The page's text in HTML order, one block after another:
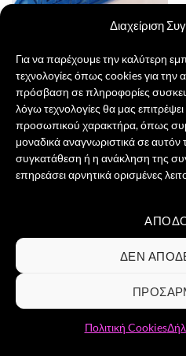
Διαχείριση
Για να παρέχουμε την καλύτερη
τεχνολογίες όπως cookies για την
πρόσβαση σε πληροφορίες
λόγω τεχνολογίες θα μας
προσωπικού χαρακτήρα, όπως
μοναδικά αναγνωριστικά σε αυτόν
συγκατάθεση ή η ανάκληση της
επηρεάσει αρνητικά ορισμένες
ΔΕΝ
Πολιτική Cookies
Need for Speed Μπρελόκ
6,00€ Original
price
was:
6,00 €.
4,00€Η
τρέχουσα
τιμή
είναι:
4,00 €.
ΠΡΟΣΘΉΚΗ ΣΤΟ ΚΑΛΆΘΙ
Visa
ΣΧΕΤΙΚΆ ΜΕ ΕΜΆΣ
ΠΟΛΙΤΙΚΉ
Groovibes
επικοινωνίας